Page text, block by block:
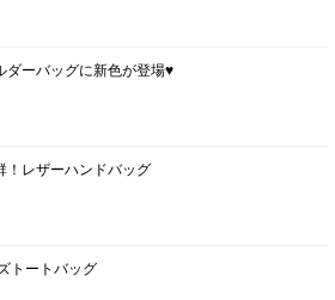
ダーバッグに新色が登場♥
！レザーハンドバッグ
トートバッグ